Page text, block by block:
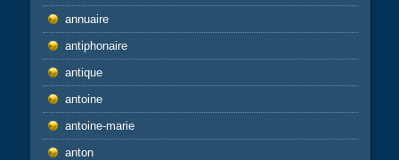
annuaire
antiphonaire
antique
antoine
antoine-marie
anton